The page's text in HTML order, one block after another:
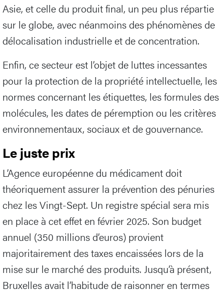
Asie, et celle du produit final, un peu plus répartie
sur le globe, avec néanmoins des phénomènes de
délocalisation industrielle et de concentration.
Enfin, ce secteur est l’objet de luttes incessantes
pour la protection de la propriété intellectuelle, les
normes concernant les étiquettes, les formules des
molécules, les dates de péremption ou les critères
environnementaux, sociaux et de gouvernance.
Le juste prix
L’Agence européenne du médicament doit
théoriquement assurer la prévention des pénuries
chez les Vingt-Sept. Un registre spécial sera mis
en place à cet effet en février 2025. Son budget
annuel (350 millions d’euros) provient
majoritairement des taxes encaissées lors de la
mise sur le marché des produits. Jusqu’à présent,
Bruxelles avait l’habitude de raisonner en termes